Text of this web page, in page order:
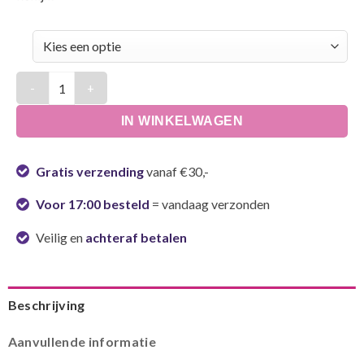
IN WINKELWAGEN
Gratis verzendingvanaf €30,-
Voor 17:00 besteld = vandaag verzonden
Veilig en achteraf betalen
Beschrijving
Aanvullende informatie